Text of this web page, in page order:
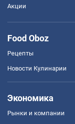
Акции
Food Oboz
Рецепты
Новости Кулинарии
Экономика
Рынки и компании